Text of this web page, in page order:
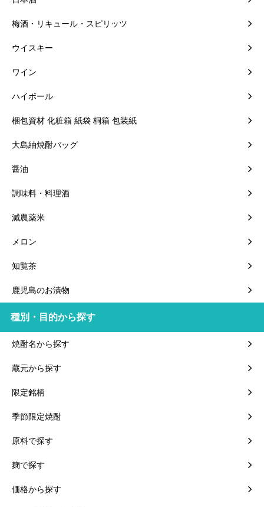
梅酒・リキュール・スピリッツ
ウイスキー
ワイン
ハイボール
梱包資材 化粧箱 紙袋 桐箱 包装紙
大島紬焼酎バッグ
醤油
調味料・料理酒
減農薬米
メロン
知覧茶
鹿児島のお漬物
種別・目的から探す
焼酎名から探す
蔵元から探す
限定銘柄
季節限定焼酎
原料で探す
麹で探す
価格から探す